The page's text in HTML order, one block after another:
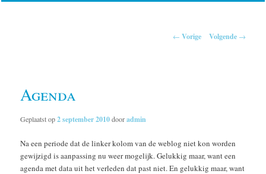
← Vorige Volgende →
Agenda
Geplaatst op2 september 2010dooradmin
Na een periode dat de linker kolom van de weblog niet kon worden
gewijzigd is aanpassing nu weer mogelijk. Gelukkig maar, want een
agenda met data uit het verleden dat past niet. En gelukkig maar, want